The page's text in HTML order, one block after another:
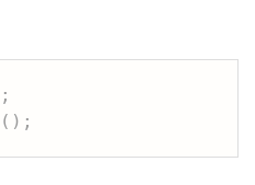
;
( ) ;